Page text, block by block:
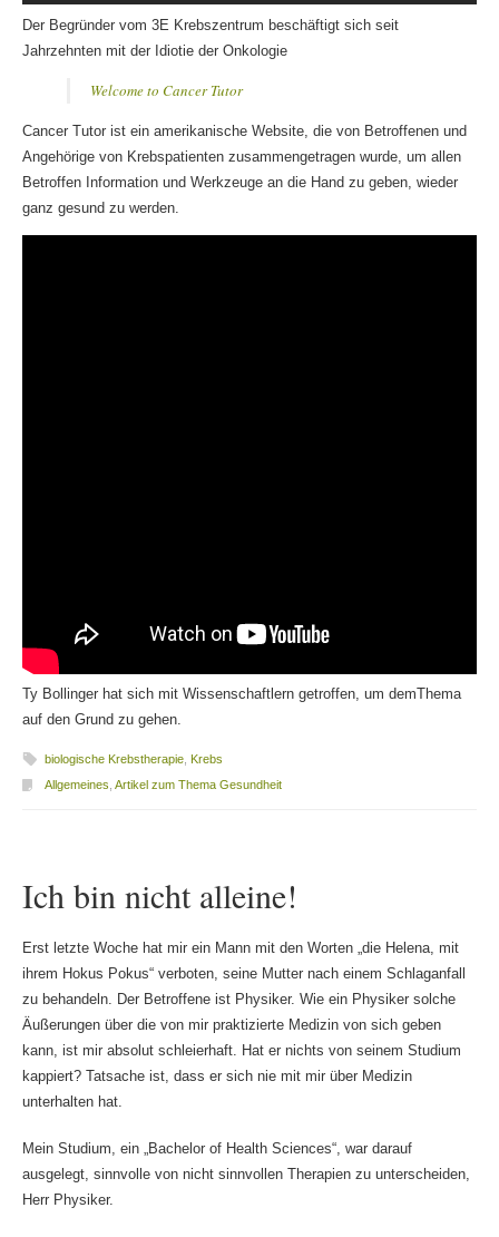
Der Begründer vom 3E Krebszentrum beschäftigt sich seit
Jahrzehnten mit der Idiotie der Onkologie
Welcome to Cancer Tutor
Cancer Tutor ist ein amerikanische Website, die von Betroffenen und
Angehörige von Krebspatienten zusammengetragen wurde, um allen
Betroffen Information und Werkzeuge an die Hand zu geben, wieder
ganz gesund zu werden.
Ty Bollinger hat sich mit Wissenschaftlern getroffen, um demThema
auf den Grund zu gehen.
biologische Krebstherapie, Krebs
Allgemeines, Artikel zum Thema Gesundheit
Ich bin nicht alleine!
Erst letzte Woche hat mir ein Mann mit den Worten „die Helena, mit
ihrem Hokus Pokus“ verboten, seine Mutter nach einem Schlaganfall
zu behandeln. Der Betroffene ist Physiker. Wie ein Physiker solche
Äußerungen über die von mir praktizierte Medizin von sich geben
kann, ist mir absolut schleierhaft. Hat er nichts von seinem Studium
kappiert? Tatsache ist, dass er sich nie mit mir über Medizin
unterhalten hat.
Mein Studium, ein „Bachelor of Health Sciences“, war darauf
ausgelegt, sinnvolle von nicht sinnvollen Therapien zu unterscheiden,
Herr Physiker.